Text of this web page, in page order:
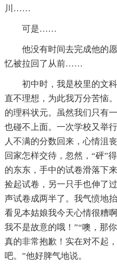
川……
可是……
他没有时间去完成他的愿
忆被拉回了从前……
初中时，我是校里的文科
直不理想，为此我万分苦恼
的理科状元。虽然我们只有
也碰不上面。一次学校又举
人不满的分数回来，心情沮
回家怎样交待，忽然，“砰
的东东，手中的试卷滑落下
捡起试卷，另一只手也伸了
声试卷成两半了。我气愤地
看见本姑娘我今天心情很糟
我不是故意的哦！”“噢，那
真的非常抱歉！实在对不起
吧。”他好脾气地说。